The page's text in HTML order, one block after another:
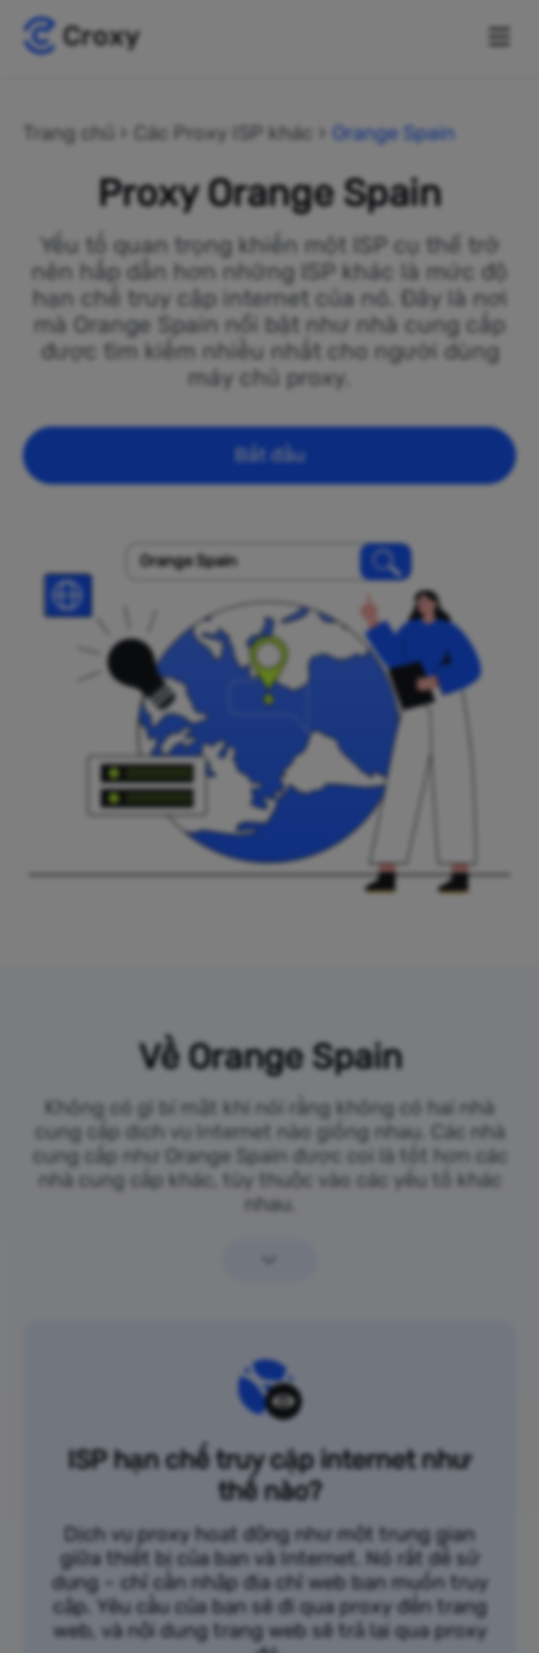
Trang chủ Các Proxy ISP khác Orange Spain
Proxy Orange Spain
Yếu tố quan trọng khiến một ISP cụ thể trở
nên hấp dẫn hơn những ISP khác là mức độ
hạn chế truy cập internet của nó. Đây là nơi
mà Orange Spain nổi bật như nhà cung cấp
được tìm kiếm nhiều nhất cho người dùng
máy chủ proxy.
Bắt đầu
Orange Spain
Về Orange Spain
Không có gì bí mật khi nói rằng không có hai nhà
cung cấp dịch vụ Internet nào giống nhau. Các nhà
cung cấp như Orange Spain được coi là tốt hơn các
nhà cung cấp khác, tùy thuộc vào các yếu tố khác
nhau.
ISP hạn chế truy cập internet như
thế nào?
Dịch vụ proxy hoạt động như một trung gian
giữa thiết bị của bạn và Internet. Nó rất dễ sử
dụng – chỉ cần nhập địa chỉ web bạn muốn truy
cập. Yêu cầu của bạn sẽ đi qua proxy đến trang
web, và nội dung trang web sẽ trả lại qua proxy